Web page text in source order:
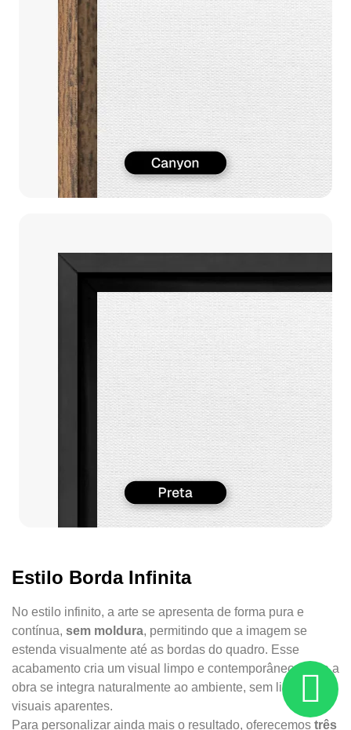
Estilo Borda Infinita
No estilo infinito, a arte se apresenta de forma pura e
contínua, sem moldura, permitindo que a imagem se
estenda visualmente até as bordas do quadro. Esse
acabamento cria um visual limpo e contemporâneo, onde a
obra se integra naturalmente ao ambiente, sem limites
visuais aparentes.
Para personalizar ainda mais o resultado, oferecemos três